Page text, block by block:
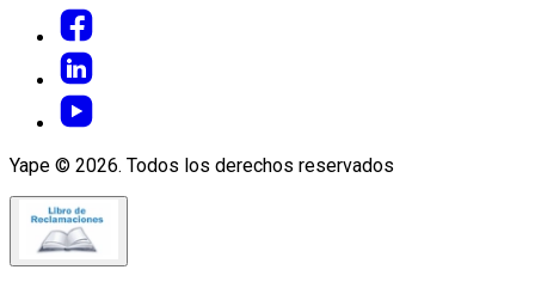
Yape © 2026. Todos los derechos reservados